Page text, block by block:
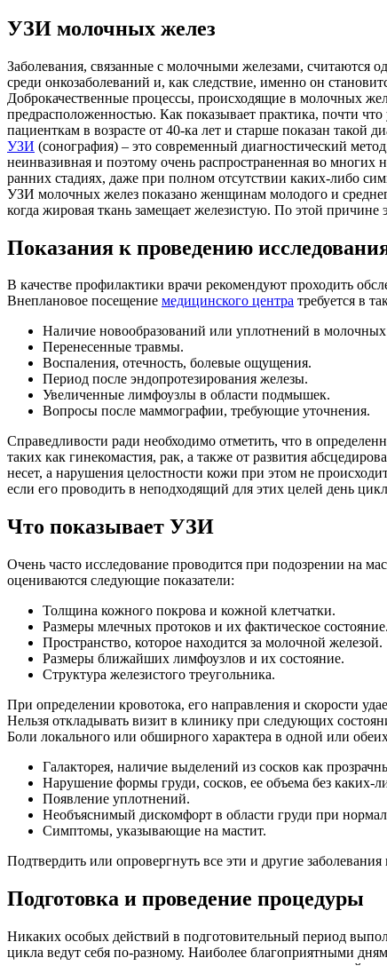
УЗИ молочных желез
Заболевания, связанные с молочными железами, считаются
среди онкозаболеваний и, как следствие, именно он
Доброкачественные процессы, происходящие в молочных
предрасположенностью. Как показывает практика, почти что
пациенткам в возрасте от 40-ка лет и старше показан такой
УЗИ (сонография) – это современный диагностический
неинвазивная и поэтому очень распространенная во
ранних стадиях, даже при полном отсутствии каких-либо
УЗИ молочных желез показано женщинам молодого и
когда жировая ткань замещает железистую. По этой причине
Показания к проведению
В качестве профилактики врачи рекомендуют проходить
Внеплановое посещение медицинского центра требуется в
Наличие новообразований или уплотнений в молочных
Перенесенные травмы.
Воспаления, отечность, болевые ощущения.
Период после эндопротезирования железы.
Увеличенные лимфоузлы в области подмышек.
Вопросы после маммографии, требующие уточнения.
Справедливости ради необходимо отметить, что в
таких как гинекомастия, рак, а также от развития
несет, а нарушения целостности кожи при этом не
если его проводить в неподходящий для этих целей день
Что показывает УЗИ
Очень часто исследование проводится при подозрении на
оцениваются следующие показатели:
Толщина кожного покрова и кожной клетчатки.
Размеры млечных протоков и их фактическое состояние.
Пространство, которое находится за молочной железой.
Размеры ближайших лимфоузлов и их состояние.
Структура железистого треугольника.
При определении кровотока, его направления и скорости
Нельзя откладывать визит в клинику при следующих
Боли локального или обширного характера в одной или
Галакторея, наличие выделений из сосков как
Нарушение формы груди, сосков, ее объема без каких-
Появление уплотнений.
Необъяснимый дискомфорт в области груди при
Симптомы, указывающие на мастит.
Подтвердить или опровергнуть все эти и другие
Подготовка и проведение процедуры
Никаких особых действий в подготовительный период
цикла ведут себя по-разному. Наиболее благоприятными